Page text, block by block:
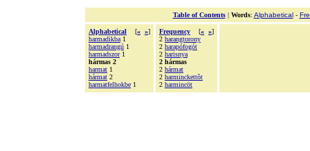
Table of Contents| Words: Alphabetical-
Alphabetical [« »]
harmadikba 1
harmadrangú 1
harmadszor1
hármas 2
harmat 1
hármat 2
harmatfelhokbe 1
Frequency [« »]
2 harangtorony
2 harapófogót
2 harisnya
2 hármas
2 hármat
2 harminckettõt
2 harmincöt